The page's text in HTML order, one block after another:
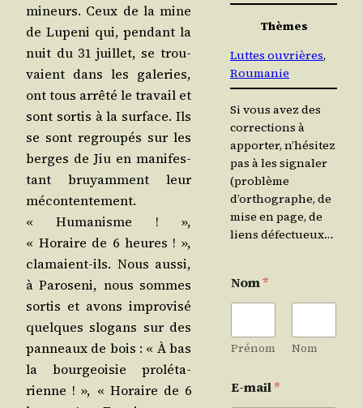
mineurs. Ceux de la mine
de Lupe­ni qui, pen­dant la
nuit du 31 juillet, se trou­
vaient dans les gale­ries,
ont tous arrê­té le tra­vail et
sont sor­tis à la sur­face. Ils
se sont regrou­pés sur les
berges de Jiu en mani­fes­
tant bruyam­ment leur
mécon­ten­te­ment.
« Huma­nisme ! »,
« Horaire de 6 heures ! »,
cla­maient-ils. Nous aus­si,
à Paro­se­ni, nous sommes
sor­tis et avons impro­vi­sé
quelques slo­gans sur des
pan­neaux de bois : « À bas
la bour­geoi­sie pro­lé­ta­
rienne ! », « Horaire de 6
Thèmes
Luttes ouvrières
Roumanie
Si vous avez des
corrections à
apporter, n’hésitez
pas à les signaler
(problème
d’orthographe, de
mise en page, de
liens défectueux…
Nom*
Prénom Nom
E-mail*